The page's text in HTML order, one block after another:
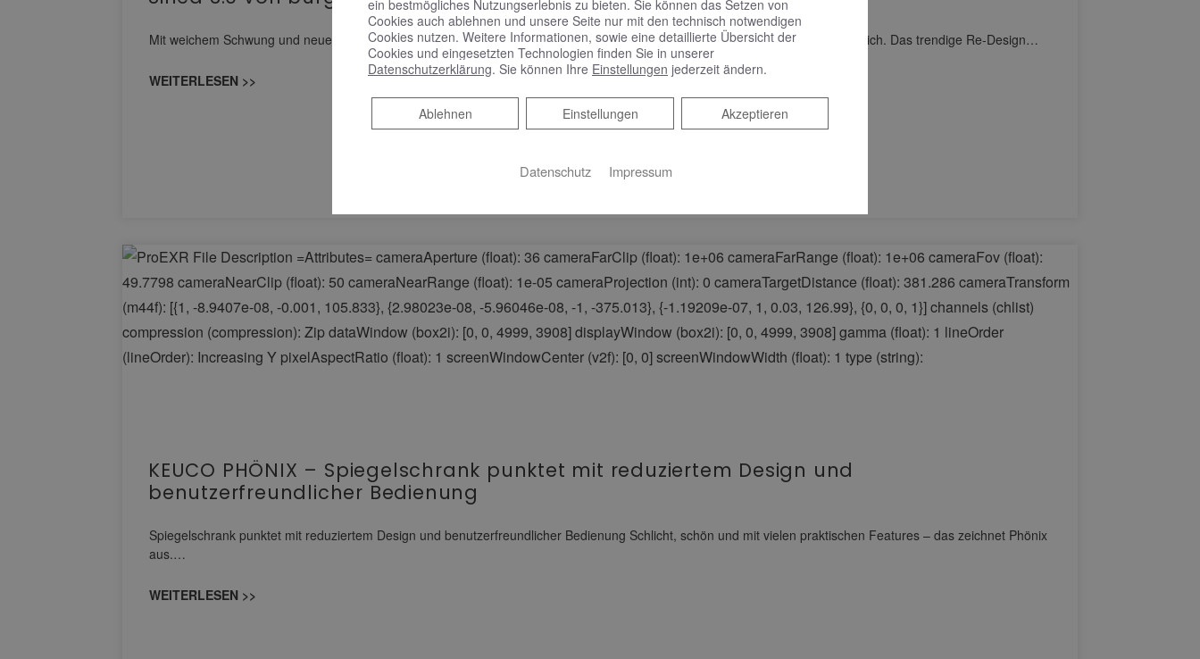
Mit weichem Schwung und neuer, markanter Linienführung zeigt sich die Kollektion Sinea 3.0 natürlich und minimalistisch zugleich. Das trendige Re-Design…
WEITERLESEN >>
KEUCO PHÖNIX – Spiegelschrank punktet mit reduziertem Design und
benutzerfreundlicher Bedienung
Spiegelschrank punktet mit reduziertem Design und benutzerfreundlicher Bedienung Schlicht, schön und mit vielen praktischen Features – das zeichnet Phönix
aus.…
WEITERLESEN >>
ein bestmögliches Nutzungserlebnis zu bieten. Sie können das Setzen von
Cookies auch ablehnen und unsere Seite nur mit den technisch notwendigen
Cookies nutzen. Weitere Informationen, sowie eine detaillierte Übersicht der
Cookies und eingesetzten Technologien finden Sie in unserer
Datenschutzerklärung. Sie können Ihre Einstellungen jederzeit ändern.
Akzeptieren
Einstellungen
Ablehnen
Ablehnen
Datenschutz Impressum